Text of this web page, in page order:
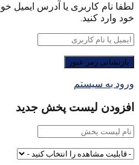
لطفا نام کاربری یا آدرس ایمیل
خود وارد کنید.
ورود به سیستم
افزودن لیست پخش جدید